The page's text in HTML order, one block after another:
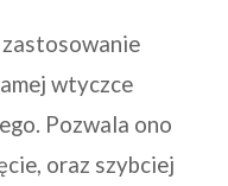
wtyczce
Pozwala ono
oraz szybciej